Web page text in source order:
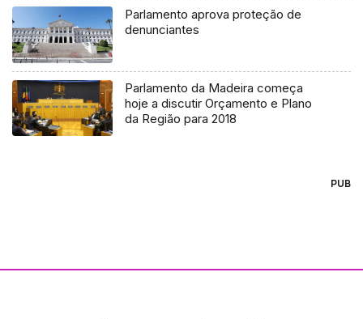
Parlamento aprova proteção de
denunciantes
Parlamento da Madeira começa
hoje a discutir Orçamento e Plano
da Região para 2018
PUB